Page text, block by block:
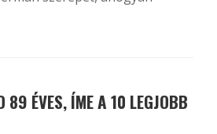
89 ÉVES, ÍME A 10 LEGJOBB